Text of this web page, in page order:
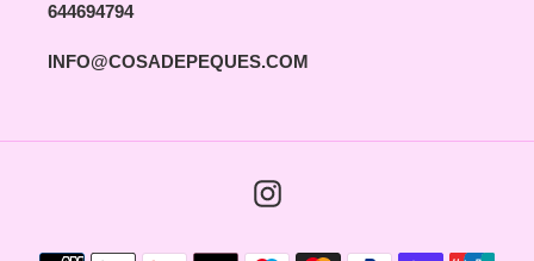
644694794
INFO@COSADEPEQUES.COM
Instagram
Métodos